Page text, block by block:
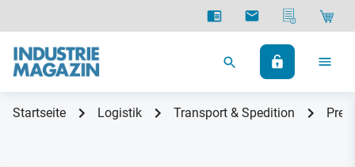
Startseite Logistik Transport & Spedition